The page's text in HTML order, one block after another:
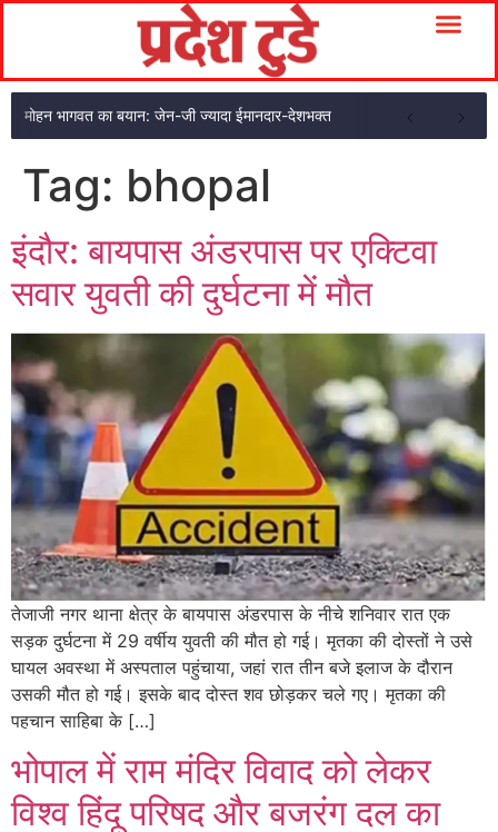
मोहन भागवत का बयान: जेन-जी ज्यादा ईमानदार-देशभक्त
Tag: bhopal
इंदौर: बायपास अंडरपास पर एक्टिवा
सवार युवती की दुर्घटना में मौत
तेजाजी नगर थाना क्षेत्र के बायपास अंडरपास के नीचे शनिवार रात एक
सड़क दुर्घटना में 29 वर्षीय युवती की मौत हो गई। मृतका की दोस्तों ने उसे
घायल अवस्था में अस्पताल पहुंचाया, जहां रात तीन बजे इलाज के दौरान
उसकी मौत हो गई। इसके बाद दोस्त शव छोड़कर चले गए। मृतका की
पहचान साहिबा के […]
भोपाल में राम मंदिर विवाद को लेकर
विश्व हिंदू परिषद और बजरंग दल का